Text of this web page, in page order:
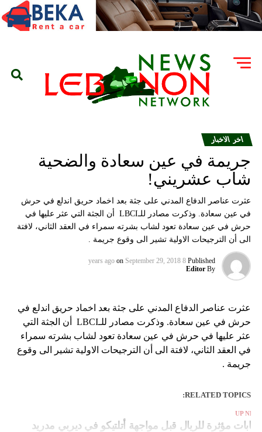
اخر الاخبار
جريمة في عين سعادة والضحية
شاب عشريني!
عثرت عناصر الدفاع المدني على جثة بعد اخماد حريق اندلع في حرش
في عين سعادة. وذكرت مصادر للـLBCI أن الجثة التي عثر عليها في
حرش في عين سعادة تعود لشاب بشرته سمراء في العقد الثاني، لافتة
الى أن الترجيحات الاولية تشير الى وقوع جريمة .
Published
8 years ago
on September 29, 2018
By
Editor
عثرت عناصر الدفاع المدني على جثة بعد اخماد حريق اندلع في
حرش في عين سعادة. وذكرت مصادر للـLBCI أن الجثة التي
عثر عليها في حرش في عين سعادة تعود لشاب بشرته سمراء
في العقد الثاني، لافتة الى أن الترجيحات الاولية تشير الى وقوع
جريمة .
RELATED TOPICS:
UP
مؤثرة للريال قبل مواجهة أتلتيكو في ديربي مدريد